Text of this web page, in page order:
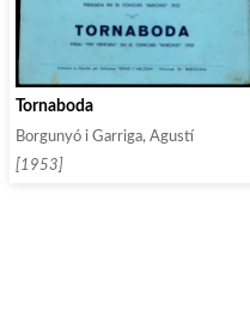
Tornaboda
Borgunyó i Garriga, Agustí
[1953]